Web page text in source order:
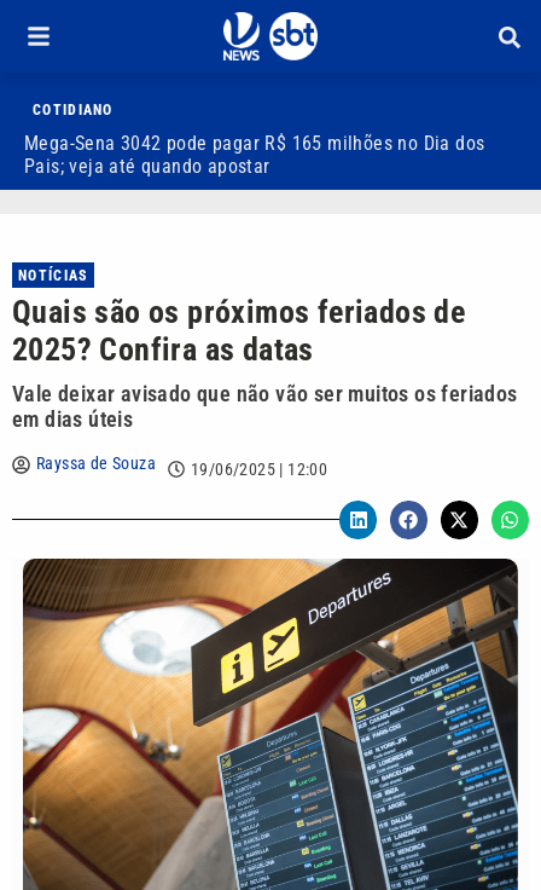
COTIDIANO
Mega-Sena 3042 pode pagar R$ 165 milhões no Dia dos
Pais; veja até quando apostar
NOTÍCIAS
Quais são os próximos feriados de
2025? Confira as datas
Vale deixar avisado que não vão ser muitos os feriados
em dias úteis
Rayssa de Souza 19/06/2025 | 12:00